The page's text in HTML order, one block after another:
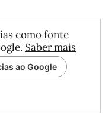
como fonte
Saber mais
ao Google